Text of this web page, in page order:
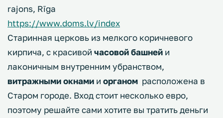
rajons, Rīga
https://www.doms.lv/index
Старинная церковь из мелкого коричневого
кирпича, с красивой часовой башней и
лаконичным внутренним убранством,
витражными окнами и органом расположена в
Старом городе. Вход стоит несколько евро,
поэтому решайте сами хотите вы тратить деньги